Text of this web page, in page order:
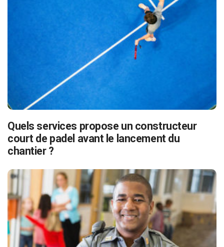
Quels services propose un constructeur
court de padel avant le lancement du
chantier ?